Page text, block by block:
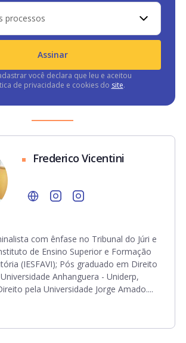
processos
Assinar
você declara que leu e aceitou
de privacidade e cookies do site.
Frederico Vicentini
com ênfase no Tribunal do Júri e
de Ensino Superior e Formação
(IESFAVI); Pós graduado em Direito
Anhanguera - Uniderp,
pela Universidade Jorge Amado....